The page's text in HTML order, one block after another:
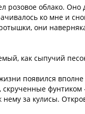
розовое облако.
ко мне и
они
как сыпучий
появился
за кулисы.